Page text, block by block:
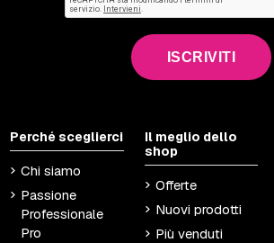
ISCRIVITI
Perché sceglierci
Chi siamo
Passione
Professionale
Pro
Il meglio dello
shop
Offerte
Nuovi prodotti
Più venduti